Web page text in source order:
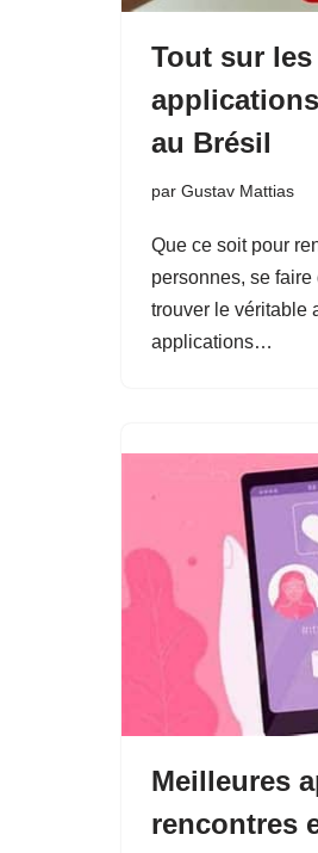
Tout sur
au Brésil
par Gustav Mattias
Que ce soit pour
personnes, se
trouver le véritable
applications…
Meilleures
rencontres